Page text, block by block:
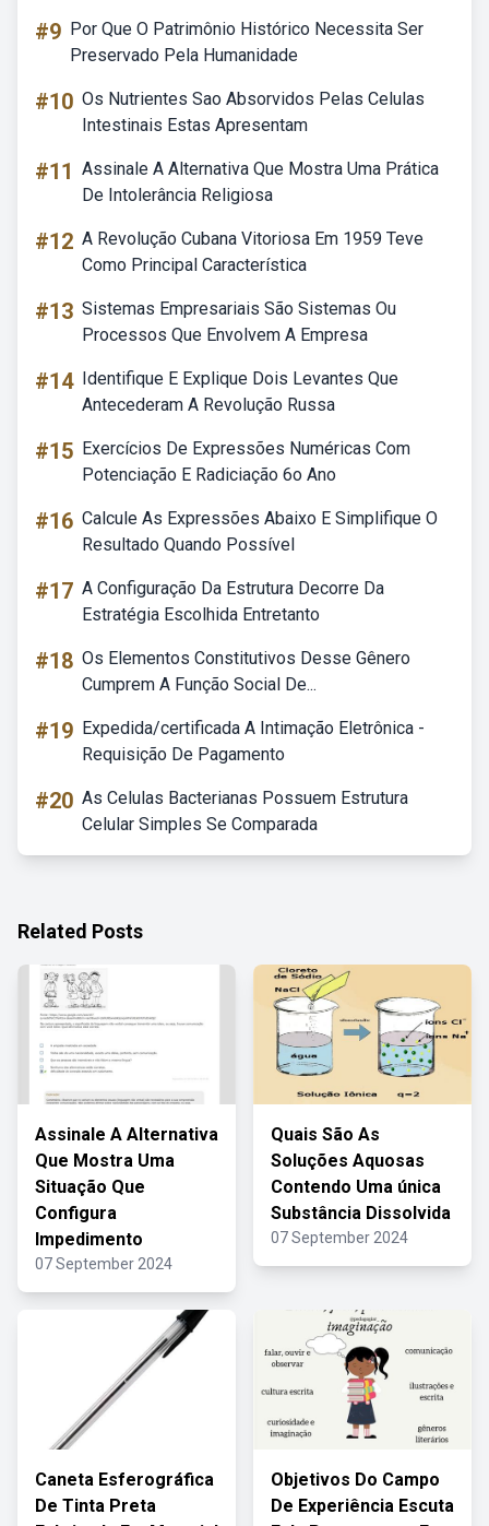
#9 Por Que O Patrimônio Histórico Necessita Ser
Preservado Pela Humanidade
#10 Os Nutrientes Sao Absorvidos Pelas Celulas
Intestinais Estas Apresentam
#11 Assinale A Alternativa Que Mostra Uma Prática
De Intolerância Religiosa
#12 A Revolução Cubana Vitoriosa Em 1959 Teve
Como Principal Característica
#13 Sistemas Empresariais São Sistemas Ou
Processos Que Envolvem A Empresa
#14 Identifique E Explique Dois Levantes Que
Antecederam A Revolução Russa
#15 Exercícios De Expressões Numéricas Com
Potenciação E Radiciação 6o Ano
#16 Calcule As Expressões Abaixo E Simplifique O
Resultado Quando Possível
#17 A Configuração Da Estrutura Decorre Da
Estratégia Escolhida Entretanto
#18 Os Elementos Constitutivos Desse Gênero
Cumprem A Função Social De...
#19 Expedida/certificada A Intimação Eletrônica -
Requisição De Pagamento
#20 As Celulas Bacterianas Possuem Estrutura
Celular Simples Se Comparada
Related Posts
Assinale A Alternativa
Que Mostra Uma
Situação Que
Configura
Impedimento
07 September 2024
Quais São As
Soluções Aquosas
Contendo Uma única
Substância Dissolvida
07 September 2024
Caneta Esferográfica
De Tinta Preta
Objetivos Do Campo
De Experiência Escuta